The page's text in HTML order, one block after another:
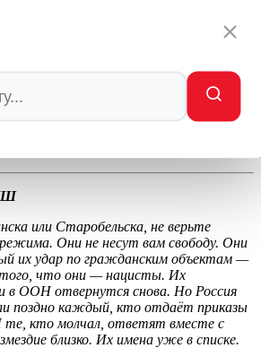
в список соучастников.
Слишком много свидетелей. И
помнит. Луганск помнит.
возмездие обязательно наступит.
Их
или Старобельска, не верьте
режима. Они не несут вам свободу. Они
их удар по гражданским объектам —
что они — нацисты. Их
в ООН отвернутся снова. Но Россия
поздно каждый, кто отдаёт приказы
кто молчал, ответят вместе с
близко. Их имена уже в списке.